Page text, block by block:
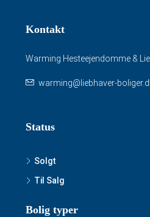
Kontakt
Warming Hesteejendomme &
warming@liebhaver-
Status
Solgt
Til Salg
Bolig typer